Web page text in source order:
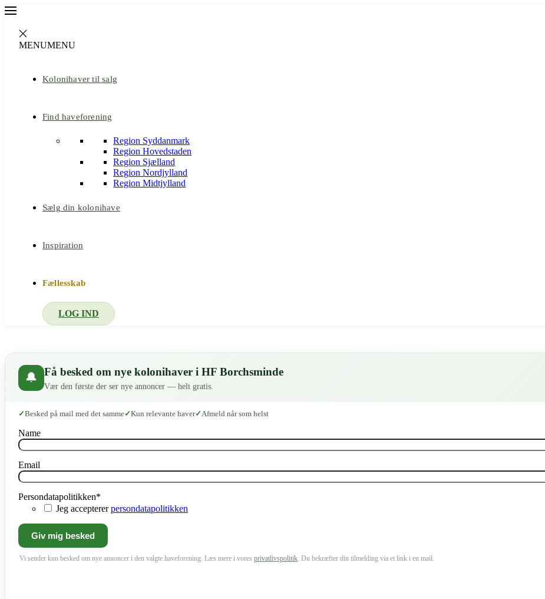
MENUMENU
Kolonihaver til salg
Find haveforening
Region Syddanmark
Region Hovedstaden
Region Sjælland
Region Nordjylland
Region Midtjylland
Sælg din kolonihave
Inspiration
Fællesskab
LOG IND
🔔 Få besked om nye kolonihaver i HF Borchsminde
Vær den første der ser nye annoncer — helt gratis.
Besked på mail med det samme Kun relevante haver Afmeld når som helst
Name
Email
Persondatapolitikken*
Jeg acceptererpersondatapolitikken
Vi sender kun besked om nye annoncer i den valgte haveforening. Læs mere i vores privatlivspolitik. Du bekræfter din tilmelding via et link i en mail.